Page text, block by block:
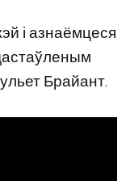
і азнаёмцеся
Брайант.